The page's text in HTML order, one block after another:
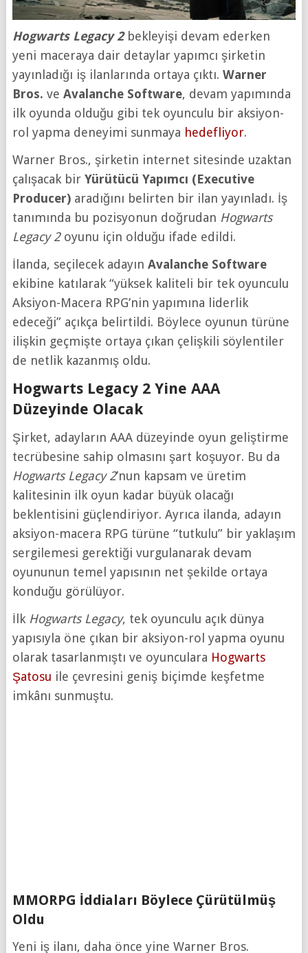
Hogwarts Legacy 2bekleyişi devam ederken
yeni maceraya dair detaylar yapımcı şirketin
yayınladığı iş ilanlarında ortaya çıktı. Warner
Bros. ve Avalanche Software, devam yapımında
ilk oyunda olduğu gibi tek oyunculu bir aksiyon-
rol yapma deneyimi sunmaya hedefliyor.
Warner Bros., şirketin internet sitesinde uzaktan
çalışacak bir Yürütücü Yapımcı (Executive
Producer)aradığını belirten bir ilan yayınladı. İş
tanımında bu pozisyonun doğrudan Hogwarts
Legacy 2oyunu için olduğu ifade edildi.
İlanda, seçilecek adayın Avalanche Software
ekibine katılarak “yüksek kaliteli bir tek oyunculu
Aksiyon-Macera RPG’nin yapımına liderlik
edeceği” açıkça belirtildi. Böylece oyunun türüne
ilişkin geçmişte ortaya çıkan çelişkili söylentiler
de netlik kazanmış oldu.
Hogwarts Legacy 2 Yine AAA
Düzeyinde Olacak
Şirket, adayların AAA düzeyinde oyun geliştirme
tecrübesine sahip olmasını şart koşuyor. Bu da
Hogwarts Legacy 2’nun kapsam ve üretim
kalitesinin ilk oyun kadar büyük olacağı
beklentisini güçlendiriyor. Ayrıca ilanda, adayın
aksiyon-macera RPG türüne “tutkulu” bir yaklaşım
sergilemesi gerektiği vurgulanarak devam
oyununun temel yapısının net şekilde ortaya
konduğu görülüyor.
İlk Hogwarts Legacy, tek oyunculu açık dünya
yapısıyla öne çıkan bir aksiyon-rol yapma oyunu
olarak tasarlanmıştı ve oyunculara Hogwarts
Şatosu ile çevresini geniş biçimde keşfetme
imkânı sunmuştu.
MMORPG İddiaları Böylece Çürütülmüş
Oldu
Yeni iş ilanı, daha önce yine Warner Bros.